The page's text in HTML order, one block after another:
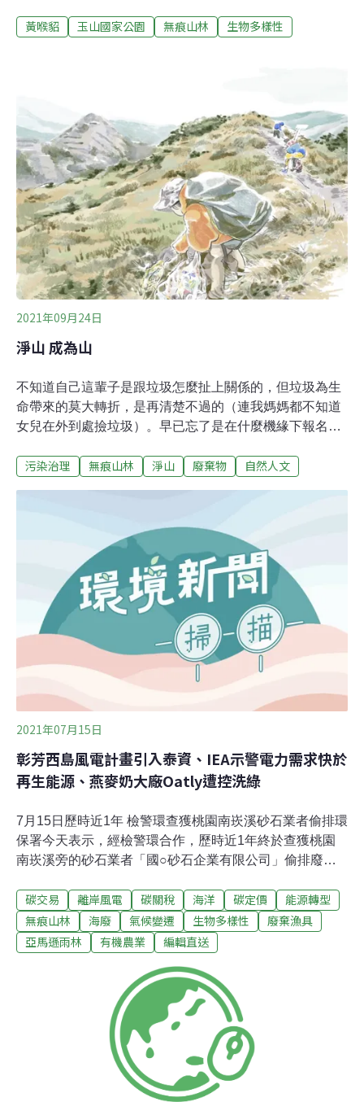
群數量並無特別變化。調查還發現，黃喉貂頻繁出沒人為
年常在塔塔加遊憩區被遊客目擊。然而，儘管黃喉貂被
《台灣陸域哺乳類紅皮書》列為國家易危物種，過去卻鮮
少有針對黃喉貂的研究，牠們的族群生態一直蒙著一層神
祕面紗。玉山國家公園管理處（玉管處）於是在2019年開
始，委託野聲環境生態顧問公司進行調查。
黃喉貂 玉山國家公園 無痕山林 生物多樣性
2021年09月24日
淨山 成為山
不知道自己這輩子是跟垃圾怎麼扯上關係的，但垃圾為生
命帶來的莫大轉折，是再清楚不過的（連我媽媽都不知道
女兒在外到處撿垃圾）。早已忘了是在什麼機緣下報名淨
在企業工作的乾枯感受，便做了各種當時可以在精神上澆
多之後，在臉書上看到一位環保團體的朋友募集隊友到印
度淨山的貼文，心想從海濱撿到山巔，應該是再合理不過
的事情。習慣獨自旅行的我，竟然沒有太多猶豫就加入了
這支成員高達10人的淨山團。在印度北方的喜馬偕邦，我
們如期拜訪當地環保組織「Waste Warriors」（垃圾戰
士），換上他們提供的綠色T-shirt，沿著主要村莊和山徑
撿拾人類留下的垃圾。適逢紀念甘地生日，印度放大假，
據說假期之內有千人入山，我們來得正是時候。戰士們各
個目光炯炯。從一開始互相
污染治理 無痕山林 淨山 廢棄物 自然人文
2021年07月15日
彰芳西島風電計畫引入泰資、IEA示警電力需求快於
再生能源、燕麥奶大廠Oatly遭控洗綠
7月15日歷時近1年 檢警環查獲桃園南崁溪砂石業者偷排環
保署今天表示，經檢警環合作，歷時近1年終於查獲桃園
南崁溪旁的砂石業者「國○砂石企業有限公司」偷排廢
染防治法及廢棄物清理法，移由桃園地檢署偵辦。環保署
說明，此業者位於南崁溪出海口，領有桃園市政府砂石場
許可，收受工地廢砂石為原料，經篩分洗選後製成砂石原
料；但在公司旁的南崁溪河床發現有大量黃色污泥堆積，
疑似業者將洗砂廢水未處理直接以暗管排放至南崁溪。
（中央社報導）環保陳情案件逐年增加 保七總隊上半年取
締高達155件民眾環保意識抬頭，各地環保團體人士重視
環境污染議題，陳情檢舉案件相對增加，保七總隊經要求
各大隊主動配合檢察署及環保單位加強取締，即使在疫情
高度緊繃下，今年1月至6月上半年取締案件，仍高達155
件，相比去年同期104件成長將近五成，取締案件可說逐
碳交易 離岸風電 碳關稅 海洋 碳定價
能源轉型
無痕山林
海廢 氣候變遷 生物多樣性
廢棄漁具
亞馬遜雨林
有機農業 編輯直送